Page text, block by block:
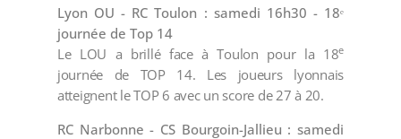
Lyon OU - RC Toulon : samedi 16h30 - 18ᵉ
journée de Top 14
Le LOU a brillé face à Toulon pour la 18e
journée de TOP 14. Les joueurs lyonnais
atteignent le TOP 6 avec un score de 27 à 20.
RC Narbonne - CS Bourgoin-Jallieu : samedi